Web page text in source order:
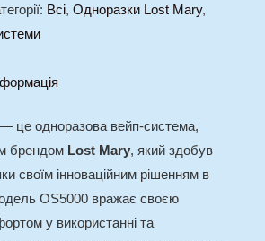
Всі, Одноразки Lost Mary,
— це одноразова вейп-система,
брендом Lost Mary, який здобув
своїм інноваційним рішенням в
OS5000 вражає своєю
у використанні та